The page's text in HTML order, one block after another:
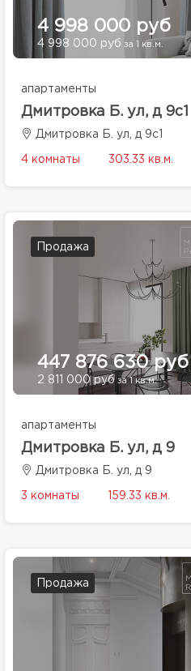
4 998 000 руб
4 998 000 руб за 1 кв.м.
апартаменты
Дмитровка Б. ул, д 9с1
Дмитровка Б. ул, д 9с1
4 комнаты 303.33 кв.м.
Продажа
447 876 630 руб
2 811 000 рубза 1 кв.м.
апартаменты
Дмитровка Б. ул, д 9
Дмитровка Б. ул, д 9
3 комнаты 159.33 кв.м.
Продажа